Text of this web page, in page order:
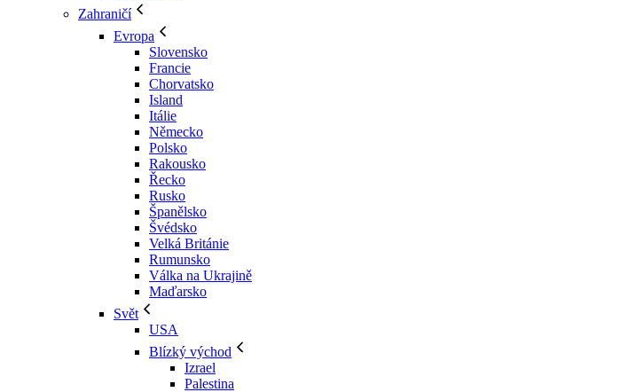
Zahraničí
Evropa
Slovensko
Francie
Chorvatsko
Island
Itálie
Německo
Polsko
Rakousko
Řecko
Rusko
Španělsko
Švédsko
Velká Británie
Rumunsko
Válka na Ukrajině
Maďarsko
Svět
USA
Blízký východ
Izrael
Palestina